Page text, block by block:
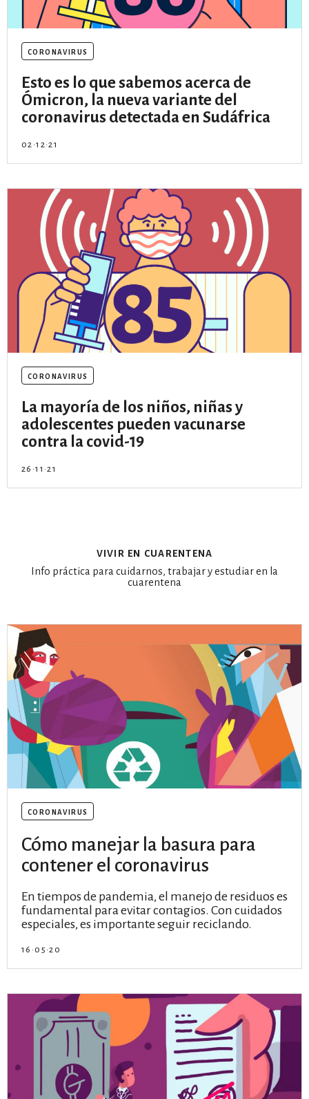
descargables
el surti
acerca
blog
coronavirus
Esto es lo que sabemos acerca de
Ómicron, la nueva variante del
coronavirus detectada en Sudáfrica
02·12·21
coronavirus
La mayoría de los niños, niñas y
adolescentes pueden vacunarse
contra la covid-19
26·11·21
vivir en cuarentena
Info práctica para cuidarnos, trabajar y estudiar en la
cuarentena
coronavirus
Cómo manejar la basura para
contener el coronavirus
En tiempos de pandemia, el manejo de residuos es
fundamental para evitar contagios. Con cuidados
especiales, es importante seguir reciclando.
16·05·20